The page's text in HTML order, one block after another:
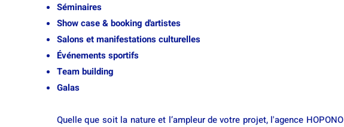
Séminaires
Show case & booking d'artistes
Salons et manifestations culturelles
Événements sportifs
Team building
Galas
Quelle que soit la nature et l’ampleur de votre projet, l'agence HOPONO